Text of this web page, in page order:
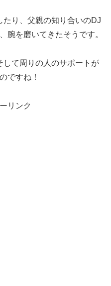
たり、父親の知り合いのDJ
腕を磨いてきたそうです。
して周りの人のサポートが
ですね！
リンク